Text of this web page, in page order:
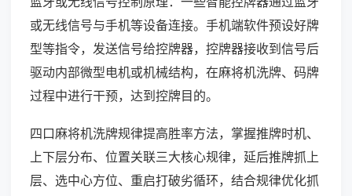
或无线信号与手机等设备连接。手机端软件预设好牌
型等指令，发送信号给控牌器，控牌器接收到信号后
驱动内部微型电机或机械结构，在麻将机洗牌、码牌
过程中进行干预，达到控牌目的。
四口麻将机洗牌规律提高胜率方法，掌握推牌时机、
上下层分布、位置关联三大核心规律，延后推牌抓上
层、选中心方位、重启打破劣循环，结合规律优化抓